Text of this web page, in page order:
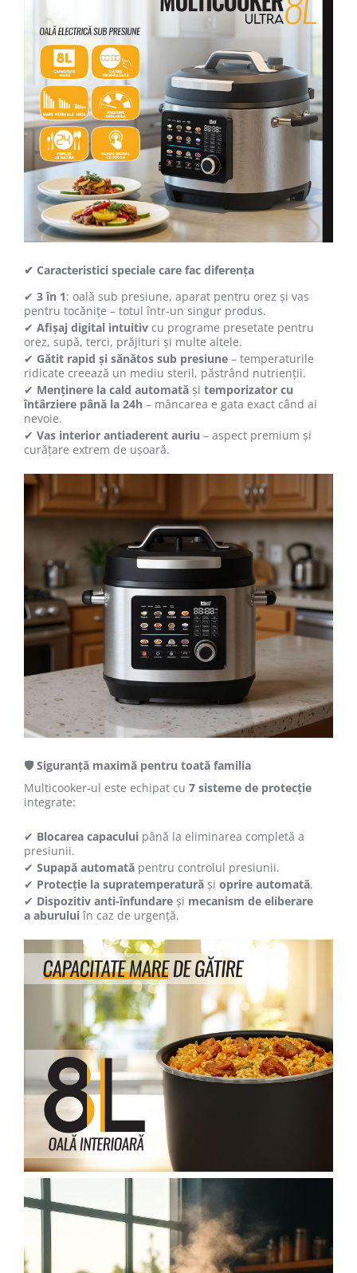
✔ Caracteristici speciale care fac diferența
✔ 3 în 1: oală sub presiune, aparat pentru orez și vas
pentru tocănițe – totul într-un singur produs.
✔ Afișaj digital intuitiv cu programe presetate pentru
orez, supă, terci, prăjituri și multe altele.
✔ Gătit rapid și sănătos sub presiune – temperaturile
ridicate creează un mediu steril, păstrând nutrienții.
✔ Menținere la cald automată și temporizator cu
întârziere până la 24h – mâncarea e gata exact când ai
nevoie.
✔ Vas interior antiaderent auriu – aspect premium și
curățare extrem de ușoară.
🛡 Siguranță maximă pentru toată familia
Multicooker-ul este echipat cu 7 sisteme de protecție
integrate:
✔ Blocarea capacului până la eliminarea completă a
presiunii.
✔ Supapă automată pentru controlul presiunii.
✔ Protecție la supratemperatură și oprire automată.
✔ Dispozitiv anti-înfundare și mecanism de eliberare
a aburuluiîn caz de urgență.